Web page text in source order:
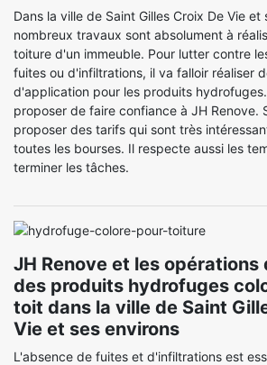
Dans la ville de Saint Gilles Croix De Vie et
nombreux travaux sont absolument à
toiture d'un immeuble. Pour lutter contre
fuites ou d'infiltrations, il va falloir réaliser
d'application pour les produits
proposer de faire confiance à JH Renove.
proposer des tarifs qui sont très
toutes les bourses. Il respecte aussi les
terminer les tâches.
JH Renove et les
des produits hydrofuges
toit dans la ville de Saint
Vie et ses environs
L'absence de fuites et d'infiltrations est